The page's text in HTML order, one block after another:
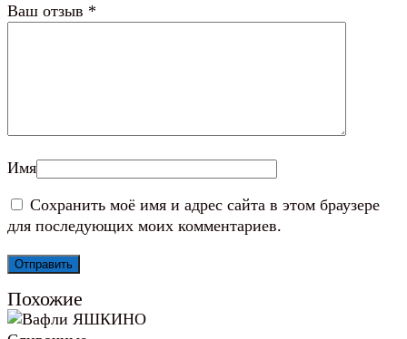
Ваш отзыв *
Имя
Сохранить моё имя и адрес сайта в этом браузере
для последующих моих комментариев.
Похожие